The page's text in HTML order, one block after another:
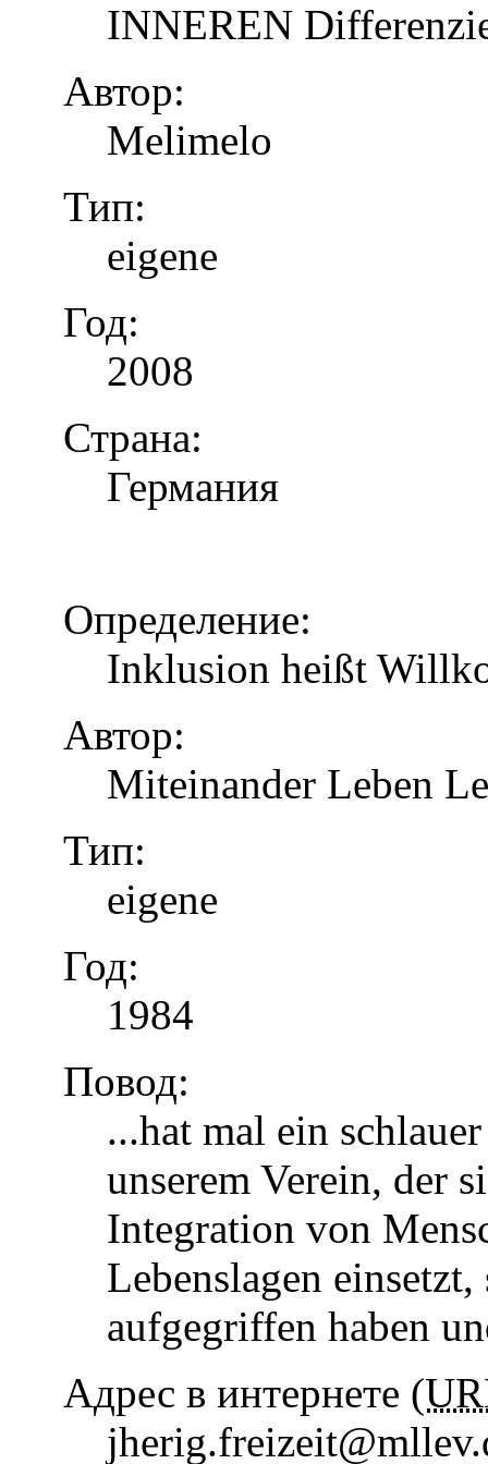
INNEREN
Автор:
Melimelo
Тип:
eigene
Год:
2008
Страна:
Германия
Определение:
Inklusion heißt
Автор:
Miteinander Leben
Тип:
eigene
Год:
1984
Повод:
...hat mal ein
unserem Verein, der
Integration von
Lebenslagen
aufgegriffen haben
Адрес в интернете (